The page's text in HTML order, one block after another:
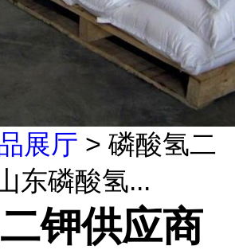
展厅 > 磷酸氢二
东磷酸氢...
钾供应商